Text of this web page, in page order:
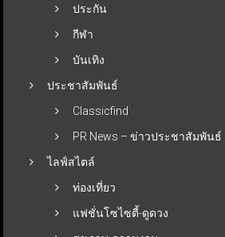
ประกัน
กีฬา
บันเทิง
ประชาสัมพันธ์
Classicfind
PR News – ข่าวประชาสัมพันธ์
ไลฟ์สไตล์
ท่องเที่ยว
แฟชั่นโซไซตี้-ดูดวง